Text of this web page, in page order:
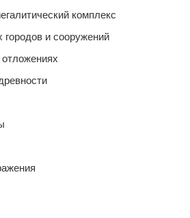
комплекс
городов и сооружений